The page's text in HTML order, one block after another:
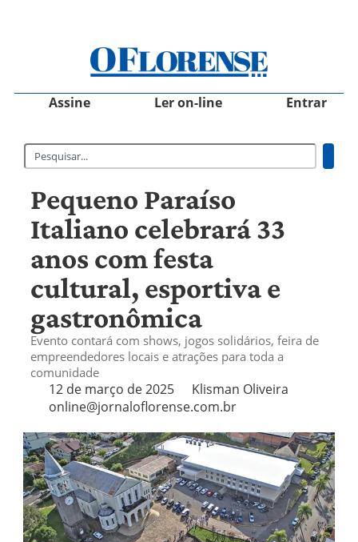
Assine Ler on-line Entrar
Pequeno Paraíso
Italiano celebrará 33
anos com festa
cultural, esportiva e
gastronômica
Evento contará com shows, jogos solidários, feira de
empreendedores locais e atrações para toda a
comunidade
12 de março de 2025
Klisman Oliveira
online@jornaloflorense.com.br